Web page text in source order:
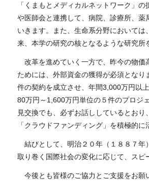
「くまもとメディカルネットワーク」
や医師会と連携して、病院、診療所、
いきます。また、生命系分野において
来、本学の研究の核となるような研究所
改革を進めていく一方で、昨今の物価
ためには、外部資金の獲得が必須とな
件の契約を成立させ、年間3,000万円以
80万円～ 1,600万円単位の５件のプロジ
見交換でも、必ずお話ししているとお
「クラウドファンディング」を積極的
結びとして、明治２０年（１８８７年
取り巻く国際社会の変化に応じて、スピ
今後とも皆様のご協力とご支援をお願